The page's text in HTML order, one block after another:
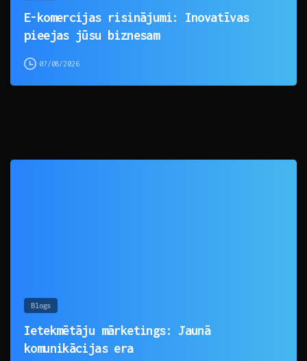
E-komercijas risinājumi: Inovatīvas
pieejas jūsu biznesam
07/08/2026
Blogs
Ietekmētāju mārketings: Jaunā
komunikācijas era